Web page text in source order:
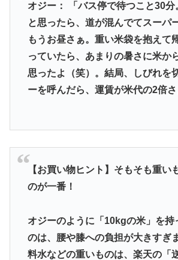
オジー：
「バス停で待つこと30
と思ったら、道が混んでてスーパ
もうお昼さぁ。重い米袋を抱えて
っていたら、あまりの暑さに米か
思ったよ（笑）。結局、しびれを
ーを呼んだら、運賃が米代の2倍さ
【お買い物ヒント】そもそも重い
のが一番！
オジーのように「10kgの米」を持
のは、腰や膝への負担が大きすぎ
料水などの重いものは、楽天の「